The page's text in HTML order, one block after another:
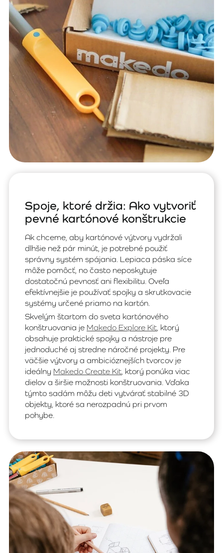
Spoje, ktoré držia: Ako vytvoriť
pevné kartónové konštrukcie
Ak chceme, aby kartónové výtvory vydržali
dlhšie než pár minút, je potrebné použiť
správny systém spájania. Lepiaca páska síce
môže pomôcť, no často neposkytuje
dostatočnú pevnosť ani flexibilitu. Oveľa
efektívnejšie je používať spojky a skrutkovacie
systémy určené priamo na kartón.
Skvelým štartom do sveta kartónového
konštruovania je Makedo Explore Kit , ktorý
obsahuje praktické spojky a nástroje pre
jednoduché aj stredne náročné projekty. Pre
väčšie výtvory a ambicióznejších tvorcov je
ideálny Makedo Create Kit , ktorý ponúka viac
dielov a širšie možnosti konštruovania. Vďaka
týmto sadám môžu deti vytvárať stabilné 3D
objekty, ktoré sa nerozpadnú pri prvom
pohybe.